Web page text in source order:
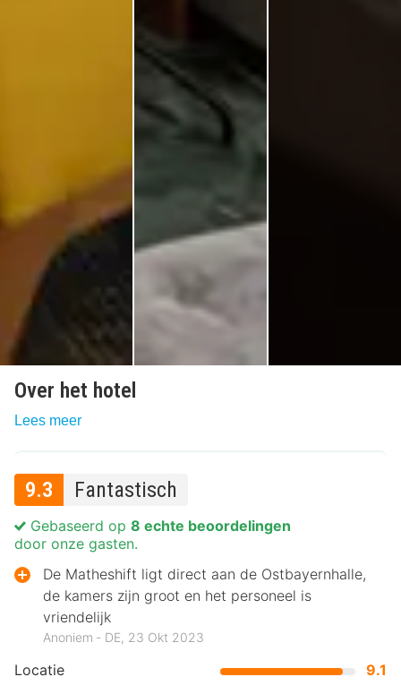
Over het hotel
Lees meer
9.3 Fantastisch
Locatie
9.1
Gebaseerd op 8 echte beoordelingen
door onze gasten.
De Matheshift ligt direct aan de Ostbayernhalle,
de kamers zijn groot en het personeel is
vriendelijk
Anoniem ‐ DE, 23 Okt 2023